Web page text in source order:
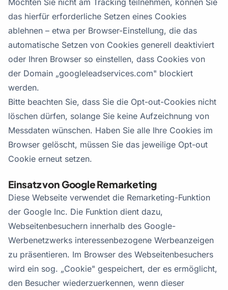
Möchten Sie nicht am Tracking teilnehmen, können Sie
das hierfür erforderliche Setzen eines Cookies
ablehnen – etwa per Browser-Einstellung, die das
automatische Setzen von Cookies generell deaktiviert
oder Ihren Browser so einstellen, dass Cookies von
der Domain „googleleadservices.com" blockiert
werden.
Bitte beachten Sie, dass Sie die Opt-out-Cookies nicht
löschen dürfen, solange Sie keine Aufzeichnung von
Messdaten wünschen. Haben Sie alle Ihre Cookies im
Browser gelöscht, müssen Sie das jeweilige Opt-out
Cookie erneut setzen.
Einsatz von Google Remarketing
Diese Webseite verwendet die Remarketing-Funktion
der Google Inc. Die Funktion dient dazu,
Webseitenbesuchern innerhalb des Google-
Werbenetzwerks interessenbezogene Werbeanzeigen
zu präsentieren. Im Browser des Webseitenbesuchers
wird ein sog. „Cookie" gespeichert, der es ermöglicht,
den Besucher wiederzuerkennen, wenn dieser